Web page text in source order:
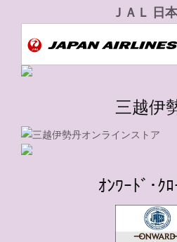
ＪＡＬ 日
三越伊
ｵﾝﾜｰﾄﾞ･ｸ